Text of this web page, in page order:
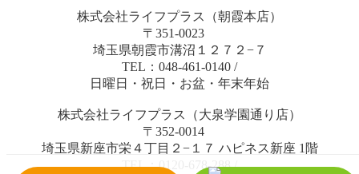
株式会社ライフプラス（朝霞本店）
〒351-0023
埼玉県朝霞市溝沼１２７２−７
TEL：048-461-0140 /
日曜日・祝日・お盆・年末年始
株式会社ライフプラス（大泉学園通り店）
〒352-0014
埼玉県新座市栄４丁目２−１７ ハピネス新座 1階
TEL：0120-678-288/